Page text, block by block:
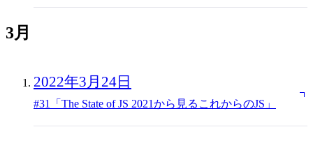
3月
2022年3月24日
#31「The State of JS 2021から見るこれからのJS」